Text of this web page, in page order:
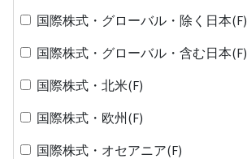
国際株式・グローバル・除く日本(F)
国際株式・グローバル・含む日本(F)
国際株式・北米(F)
国際株式・欧州(F)
国際株式・オセアニア(F)